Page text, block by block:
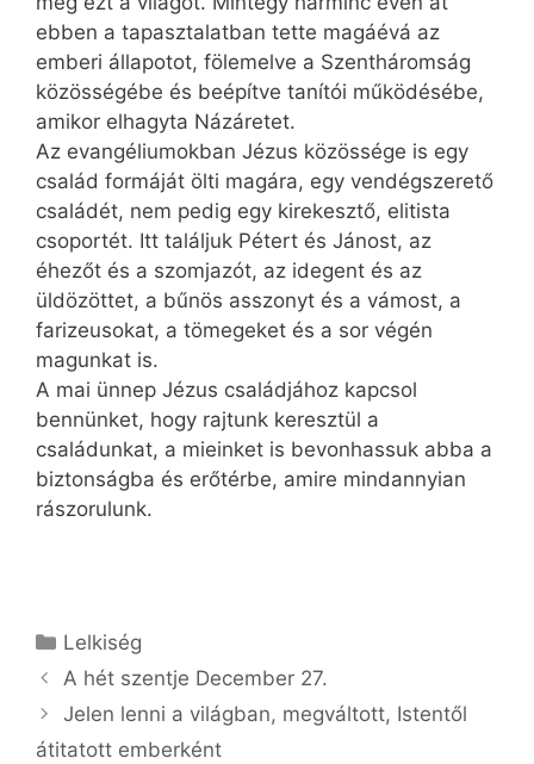
ebben a tapasztalatban tette magáévá az
emberi állapotot, fölemelve a Szentháromság
közösségébe és beépítve tanítói működésébe,
amikor elhagyta Názáretet.
Az evangéliumokban Jézus közössége is egy
család formáját ölti magára, egy vendégszerető
családét, nem pedig egy kirekesztő, elitista
csoportét. Itt találjuk Pétert és Jánost, az
éhezőt és a szomjazót, az idegent és az
üldözöttet, a bűnös asszonyt és a vámost, a
farizeusokat, a tömegeket és a sor végén
magunkat is.
A mai ünnep Jézus családjához kapcsol
bennünket, hogy rajtunk keresztül a
családunkat, a mieinket is bevonhassuk abba a
biztonságba és erőtérbe, amire mind­annyian
rászorulunk.
Kategória
Lelkiség
A hét szentje December 27.
Jelen lenni a világban, megváltott, Istentől
átitatott emberként